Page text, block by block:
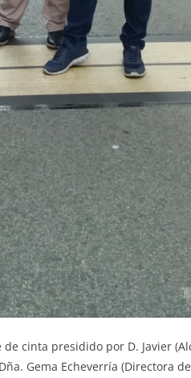
cinta presidido por D. Javier
Gema Echeverría (Directora